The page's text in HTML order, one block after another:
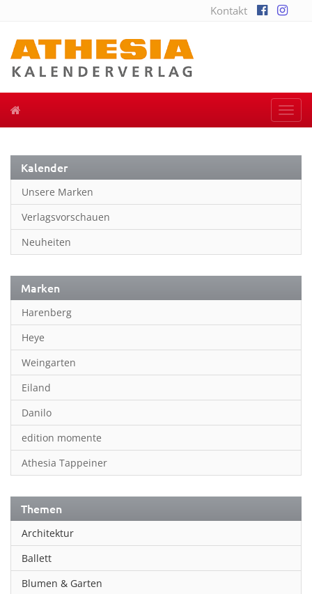
Kontakt
Kalender
Unsere Marken
Verlagsvorschauen
Neuheiten
Marken
Harenberg
Heye
Weingarten
Eiland
Danilo
edition momente
Athesia Tappeiner
Themen
Architektur
Ballett
Blumen & Garten